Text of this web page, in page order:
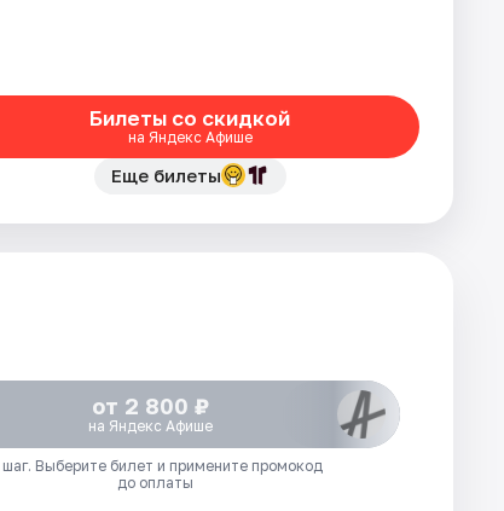
Билеты со скидкой
на Яндекс Афише
Еще билеты
от 2 800 ₽
на Яндекс Афише
шаг. Выберите билет и примените промокод
до оплаты